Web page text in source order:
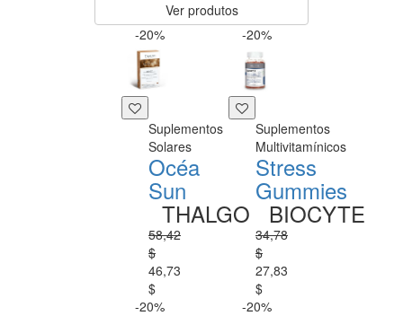
Ver produtos
-20%
Suplementos
Solares
Océa
Sun
THALGO
58,42
$
46,73
$
-20%
Suplementos
Multivitamínicos
Stress
Gummies
BIOCYTE
34,78
$
27,83
$
-20%
-20%